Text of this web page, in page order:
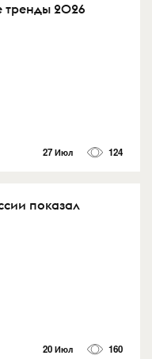
тренды 2026
27 Июл 124
показал
20 Июл 160